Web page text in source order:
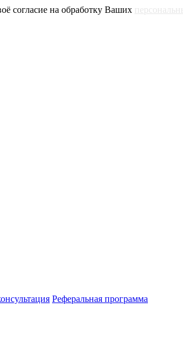
согласие на обработку Ваших
Реферальная программа